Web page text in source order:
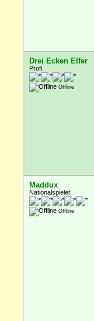
Drei Ecken Elfer
Profi
Offline
Maddux
Nationalspieler
Offline